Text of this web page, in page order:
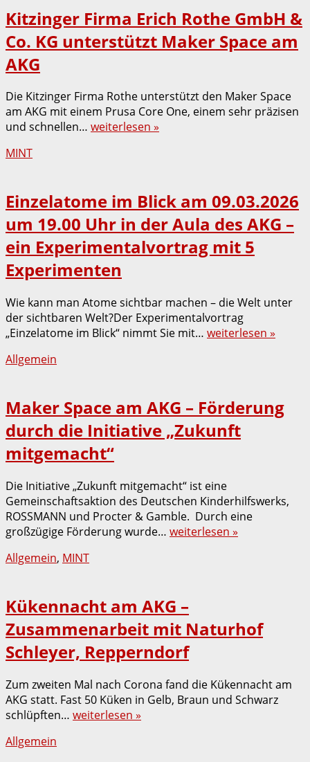
Kitzinger Firma Erich Rothe GmbH &
Co. KG unterstützt Maker Space am
AKG
Die Kitzinger Firma Rothe unterstützt den Maker Space
am AKG mit einem Prusa Core One, einem sehr präzisen
und schnellen… weiterlesen »
MINT
Einzelatome im Blick am 09.03.2026
um 19.00 Uhr in der Aula des AKG –
ein Experimentalvortrag mit 5
Experimenten
Wie kann man Atome sichtbar machen – die Welt unter
der sichtbaren Welt?Der Experimentalvortrag
„Einzelatome im Blick“ nimmt Sie mit… weiterlesen »
Allgemein
Maker Space am AKG – Förderung
durch die Initiative „Zukunft
mitgemacht“
Die Initiative „Zukunft mitgemacht“ ist eine
Gemeinschaftsaktion des Deutschen Kinderhilfswerks,
ROSSMANN und Procter & Gamble. Durch eine
großzügige Förderung wurde… weiterlesen »
Allgemein, MINT
Kükennacht am AKG –
Zusammenarbeit mit Naturhof
Schleyer, Repperndorf
Zum zweiten Mal nach Corona fand die Kükennacht am
AKG statt. Fast 50 Küken in Gelb, Braun und Schwarz
schlüpften… weiterlesen »
Allgemein